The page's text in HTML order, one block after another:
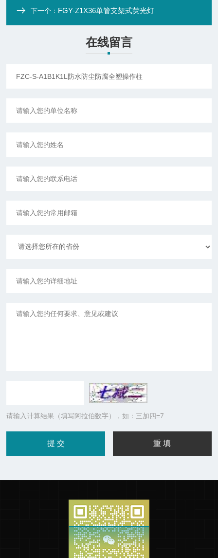
下一个： FGY-Z1X36单管支架式荧光灯
在线留言
请输入计算结果（填写阿拉伯数字），如：三加四=7